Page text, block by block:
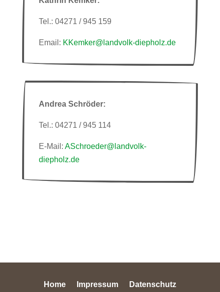
Tel.: 04271 / 945 159
Email: KKemker@landvolk-diepholz.de
Andrea Schröder:
Tel.: 04271 / 945 114
E-Mail: ASchroeder@landvolk-
diepholz.de
Home Impressum Datenschutz